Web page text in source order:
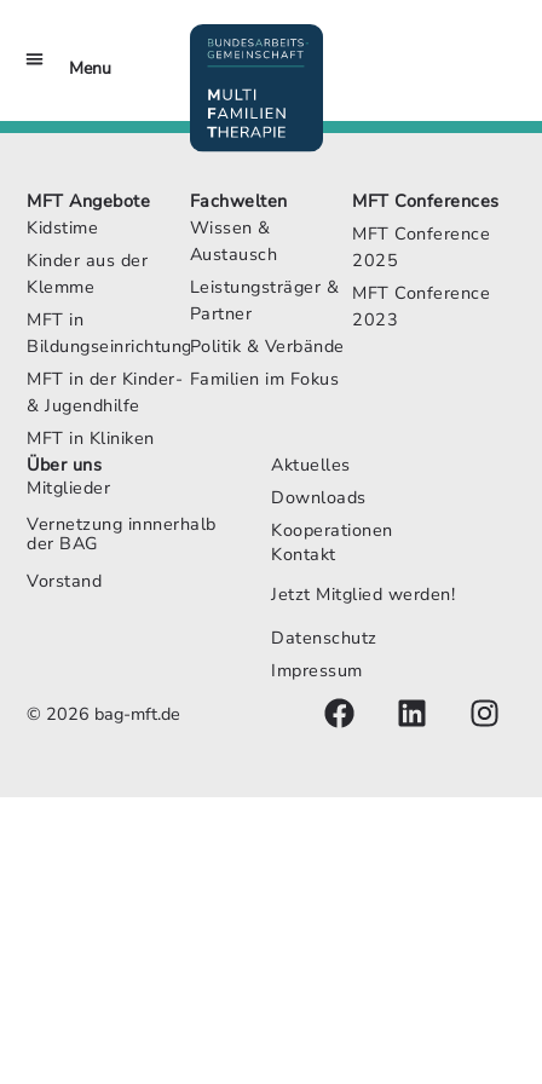
Menu
MFT Angebote
Kidstime
Kinder aus der
Klemme
MFT in
Bildungseinrichtungen
MFT in der Kinder-
& Jugendhilfe
MFT in Kliniken
Fachwelten
Wissen &
Austausch
Leistungsträger &
Partner
Politik & Verbände
Familien im Fokus
MFT Conferences
MFT Conference
2025
MFT Conference
2023
Über uns
Mitglieder
Vernetzung innnerhalb
der BAG
Vorstand
Aktuelles
Downloads
Kooperationen
Kontakt
Jetzt Mitglied werden!
Datenschutz
Impressum
© 2026 bag-mft.de